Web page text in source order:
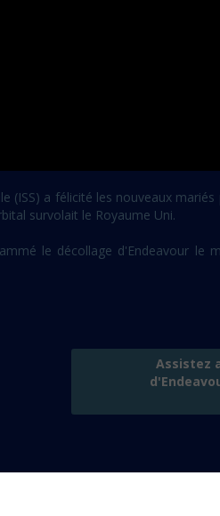
(ISS) a félicité les nouveaux
survolait le Royaume Uni.
le décollage d'Endeavour le
Assistez